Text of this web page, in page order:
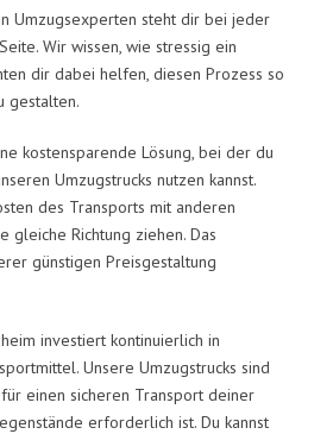
Umzugsexperten steht dir bei jeder
Wir wissen, wie stressig ein
dir dabei helfen, diesen Prozess so
gestalten.
kostensparende Lösung, bei der du
Umzugstrucks nutzen kannst.
des Transports mit anderen
gleiche Richtung ziehen. Das
günstigen Preisgestaltung
investiert kontinuierlich in
Unsere Umzugstrucks sind
einen sicheren Transport deiner
erforderlich ist. Du kannst